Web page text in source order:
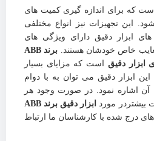
که برای اندازه گیری کمیت های
این تجهیزات نیز انواع مختلفی
ابزار دقیق دارای ویژگی های
خاص خودشان هستند. برند ABB
ابزار دقیق است که مزایای بسیار
ابزار دقیق می توان به با دوام
آن اشاره نمود. در صورت وجود هر
بیشتردر موردابزار دقیق برند ABB
درج شده با کارشناسان ما ارتباط